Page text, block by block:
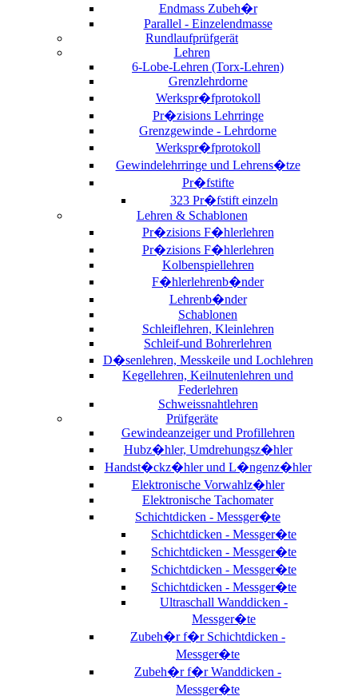
Endmass Zubeh�r
Parallel - Einzelendmasse
Rundlaufprüfgerät
Lehren
6-Lobe-Lehren (Torx-Lehren)
Grenzlehrdorne
Werkspr�fprotokoll
Pr�zisions Lehrringe
Grenzgewinde - Lehrdorne
Werkspr�fprotokoll
Gewindelehrringe und Lehrens�tze
Pr�fstifte
323 Pr�fstift einzeln
Lehren & Schablonen
Pr�zisions F�hlerlehren
Pr�zisions F�hlerlehren
Kolbenspiellehren
F�hlerlehrenb�nder
Lehrenb�nder
Schablonen
Schleiflehren, Kleinlehren
Schleif-und Bohrerlehren
D�senlehren, Messkeile und Lochlehren
Kegellehren, Keilnutenlehren und
Federlehren
Schweissnahtlehren
Prüfgeräte
Gewindeanzeiger und Profillehren
Hubz�hler, Umdrehungsz�hler
Handst�ckz�hler und L�ngenz�hler
Elektronische Vorwahlz�hler
Elektronische Tachomater
Schichtdicken - Messger�te
Schichtdicken - Messger�te
Schichtdicken - Messger�te
Schichtdicken - Messger�te
Schichtdicken - Messger�te
Ultraschall Wanddicken -
Messger�te
Zubeh�r f�r Schichtdicken -
Messger�te
Zubeh�r f�r Wanddicken -
Messger�te